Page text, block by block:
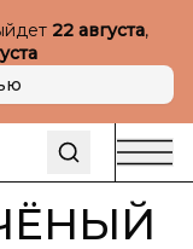
22 августа,